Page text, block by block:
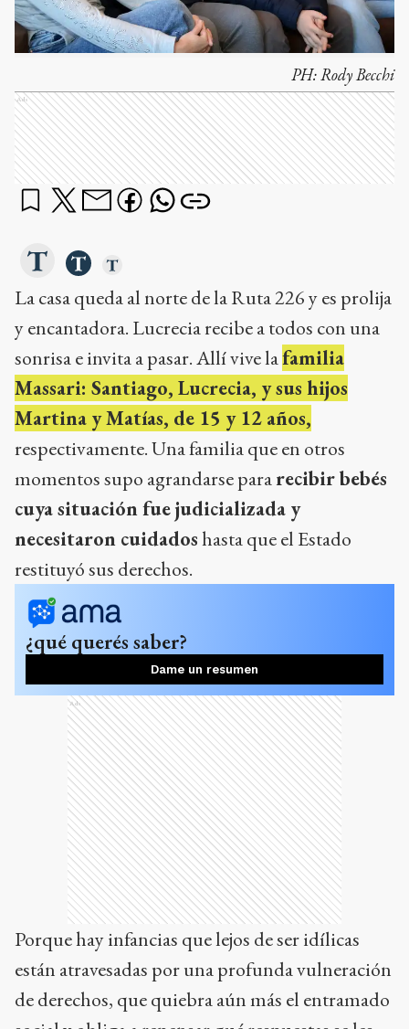
PH:Rody Becchi
Ads
La casa queda al norte de la Ruta 226 y es prolija
y encantadora. Lucrecia recibe a todos con una
sonrisa e invita a pasar. Allí vive lafamilia
Massari: Santiago, Lucrecia, y sus hijos
Martina y Matías, de 15 y 12 años,
respectivamente. Una familia que en otros
momentos supo agrandarse pararecibir bebés
cuya situación fue judicializada y
necesitaron cuidadoshasta que el Estado
restituyó sus derechos.
¿qué querés saber?
Dame un resumen
Ads
Porque hay infancias que lejos de ser idílicas
están atravesadas por una profunda vulneración
de derechos, que quiebra aún más el entramado